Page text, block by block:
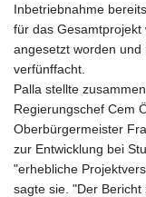
Inbetriebnahme
für das
angesetzt worden und
verfünffacht.
Palla stellte
Regierungschef Cem
Oberbürgermeister
zur Entwicklung bei
"erhebliche
sagte sie. "Der